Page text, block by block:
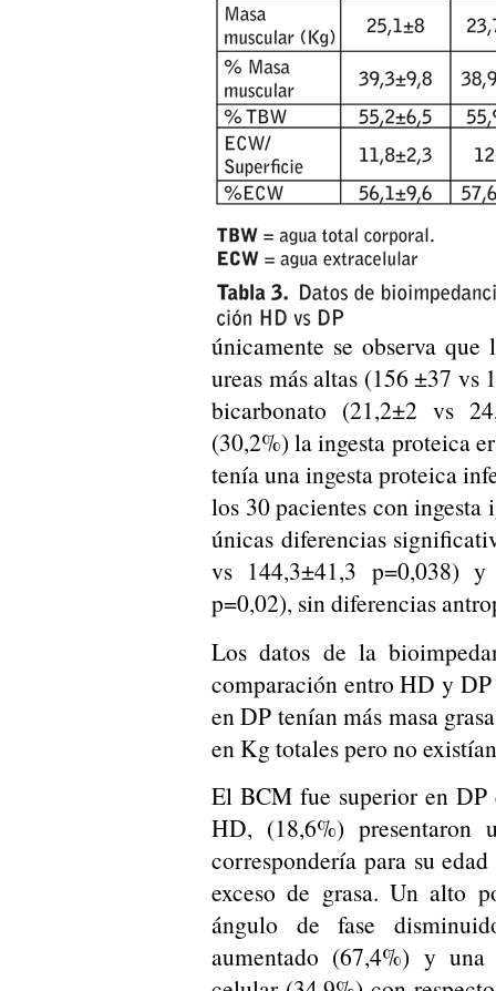
únicamente se observa
ureas más altas (156 ±37 vs
bicarbonato (21,2±2 vs
(30,2%) la ingesta proteica
tenía una ingesta proteica
los 30 pacientes con
únicas diferencias
vs 144,3±41,3 p=0,038)
p=0,02), sin diferencias
Los datos de la
comparación entro HD y DP
en DP tenían más masa
en Kg totales pero no
El BCM fue superior en DP
HD, (18,6%)
correspondería para su
exceso de grasa. Un alto
ángulo de fase
aumentado (67,4%) y